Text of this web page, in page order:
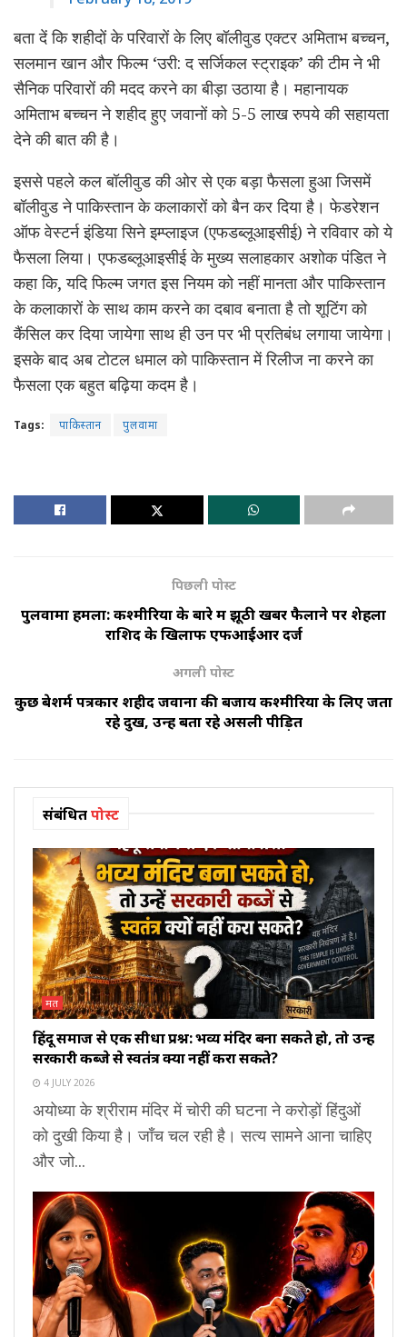
बता दें कि शहीदों के परिवारों के लिए बॉलीवुड एक्टर अमिताभ बच्चन,
सलमान खान और फिल्म ‘उरी: द सर्जिकल स्ट्राइक’ की टीम ने भी
सैनिक परिवारों की मदद करने का बीड़ा उठाया है। महानायक
अमिताभ बच्चन ने शहीद हुए जवानों को 5-5 लाख रुपये की सहायता
देने की बात की है।
इससे पहले कल बॉलीवुड की ओर से एक बड़ा फैसला हुआ जिसमें
बॉलीवुड ने पाकिस्तान के कलाकारों को बैन कर दिया है। फेडरेशन
ऑफ वेस्टर्न इंडिया सिने इम्प्लाइज (एफडब्लूआइसीई) ने रविवार को ये
फैसला लिया। एफडब्लूआइसीई के मुख्य सलाहकार अशोक पंडित ने
कहा कि, यदि फिल्म जगत इस नियम को नहीं मानता और पाकिस्तान
के कलाकारों के साथ काम करने का दबाव बनाता है तो शूटिंग को
कैंसिल कर दिया जायेगा साथ ही उन पर भी प्रतिबंध लगाया जायेगा।
इसके बाद अब टोटल धमाल को पाकिस्तान में रिलीज ना करने का
फैसला एक बहुत बढ़िया कदम है।
Tags: पाकिस्तान पुलवामा
पिछली पोस्ट
पुलवामा हमला: कश्मीरियों के बारे में झूठी खबर फैलाने पर शेहला
राशिद के खिलाफ एफआईआर दर्ज
अगली पोस्ट
कुछ बेशर्म पत्रकार शहीद जवानों की बजाय कश्मीरियों के लिए जता
रहे दुख, उन्हें बता रहे असली पीड़ित
संबंधितपोस्ट
मत
हिंदू समाज से एक सीधा प्रश्न: भव्य मंदिर बना सकते हो, तो उन्हें
सरकारी कब्जे से स्वतंत्र क्यों नहीं करा सकते?
4 JULY 2026
अयोध्या के श्रीराम मंदिर में चोरी की घटना ने करोड़ों हिंदुओं
को दुखी किया है। जाँच चल रही है। सत्य सामने आना चाहिए
और जो...